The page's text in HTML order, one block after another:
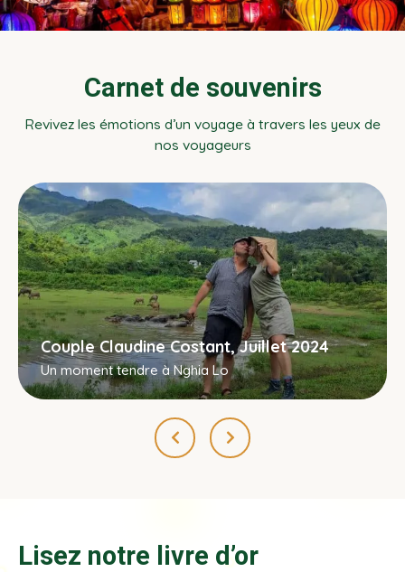
Carnet de souvenirs
Revivez les émotions d’un voyage à travers les yeux de
nos voyageurs
Couple Claudine Costant, Juillet 2024
Un moment tendre à Nghia Lo
Lisez notre livre d’or